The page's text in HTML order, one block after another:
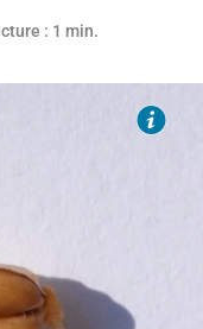
: 1 min.